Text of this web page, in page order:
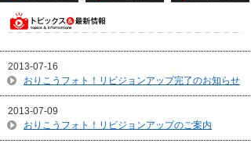
2013-07-16
おりこうフォト！リビジョンアップ完了のお知らせ
2013-07-09
おりこうフォト！リビジョンアップのご案内